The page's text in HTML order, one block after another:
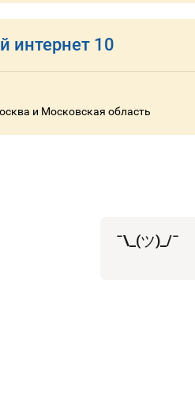
интернет 10
и Московская область
¯\_(ツ)_/¯